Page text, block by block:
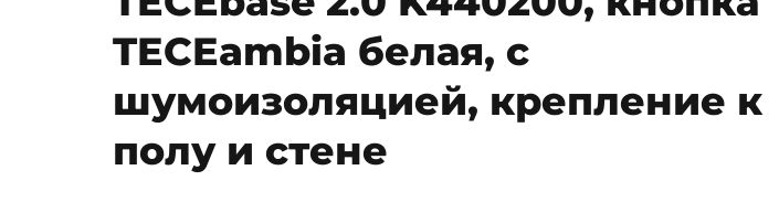
TECEambia белая, с
шумоизоляцией, крепление к
полу и стене